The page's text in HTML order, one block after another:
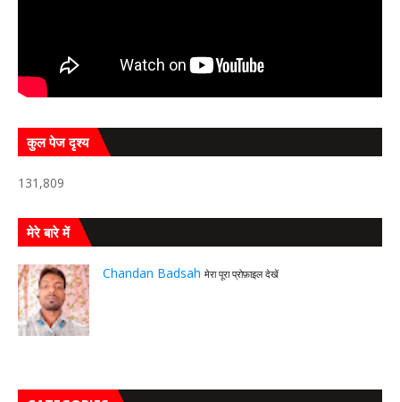
कुल पेज दृश्य
131,809
मेरे बारे में
Chandan Badsah मेरा पूरा प्रोफ़ाइल देखें